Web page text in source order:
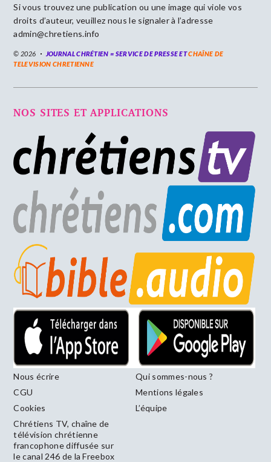
Si vous trouvez une publication ou une image qui viole vos
droits d’auteur, veuillez nous le signaler à l’adresse
admin@chretiens.info
© 2026 JOURNAL CHRÉTIEN = SERVICE DE PRESSE ETCHAÎNE DE
TELEVISION CHRETIENNE
NOS SITES ET APPLICATIONS
Nous écrire
Qui sommes-nous ?
CGU
Mentions légales
Cookies
L’équipe
Chrétiens TV, chaîne de
télévision chrétienne
francophone diffusée sur
le canal 246 de la Freebox